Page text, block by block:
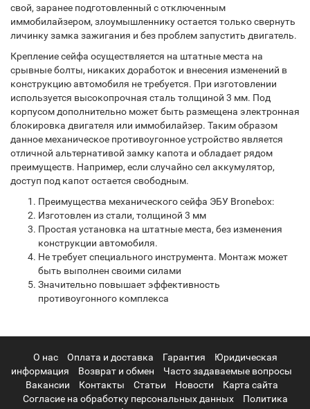
свой, заранее подготовленный с отключенным
иммобилайзером, злоумышленнику остается только свернуть
личинку замка зажигания и без проблем запустить двигатель.
Крепление сейфа осуществляется на штатные места на
срывные болты, никаких доработок и внесения изменений в
конструкцию автомобиля не требуется. При изготовлении
используется высокопрочная сталь толщиной 3 мм. Под
корпусом дополнительно может быть размещена электронная
блокировка двигателя или иммобилайзер. Таким образом
данное механическое противоугонное устройство является
отличной альтернативой замку капота и обладает рядом
преимуществ. Например, если случайно сел аккумулятор,
доступ под капот остается свободным.
Преимущества механического сейфа ЭБУ Bronebox:
Изготовлен из стали, толщиной 3 мм
Простая установка на штатные места, без изменения
конструкции автомобиля.
Не требует специального инструмента. Монтаж может
быть выполнен своими силами
Значительно повышает эффективность
противоугонного комплекса
О нас Оплата и доставка Гарантия
Юридическая
информация
Возврат и обмен
Часто задаваемые вопросы
Вакансии
Контакты Статьи Новости
Карта сайта
Согласие на обработку персональных данных
Политика